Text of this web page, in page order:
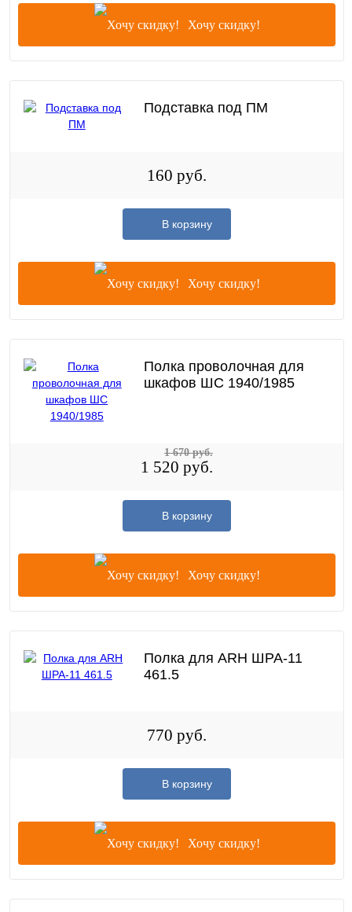
Хочу скидку!
Подставка под ПМ
160 руб.
В корзину
Хочу скидку!
Полка проволочная для
шкафов ШС 1940/1985
1 520 руб.
1 670 руб.
В корзину
Хочу скидку!
Полка для ARH ШРА-11
461.5
770 руб.
В корзину
Хочу скидку!